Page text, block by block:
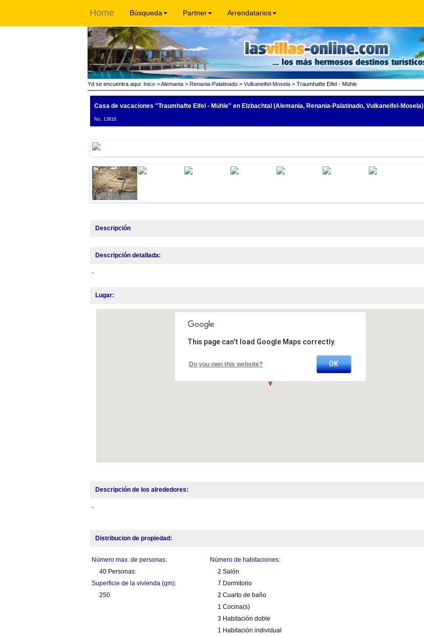
Home Búsqueda Partner Arrendatarios
Yd se encuentra aqui: Inico>Alemania> Renania-Palatinado> Vulkaneifel-Mosela> Traumhafte Eifel - Mühle
Casa de vacaciones "Traumhafte Eifel - Mühle" en Elzbachtal (Alemania, Renania-Palatinado, Vulkaneifel-Mosela)
No. 13816
Descripción
Descripción detallada:
-
Lugar:
This page can't load Google Maps correctly.
Do you own this website? OK
Descripción de los alrededores:
-
Distribucion de propiedad:
Número max. de personas:
40 Personas:
Superficie de la vivienda (qm):
250
Número de habitaciones:
2 Salón
7 Dormitorio
2 Cuarto de baño
1 Cocina(s)
3 Habitación doble
1 Habitación individual